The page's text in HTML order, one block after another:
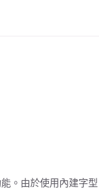
。由於使用內建字